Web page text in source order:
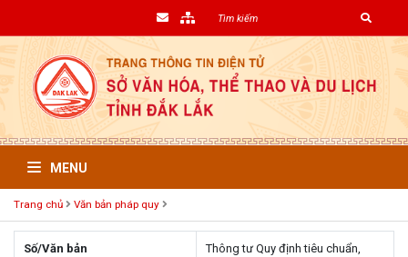
MENU
Trang chủ Văn bản pháp quy
Số/Văn bản
Thông tư Quy định tiêu chuẩn,